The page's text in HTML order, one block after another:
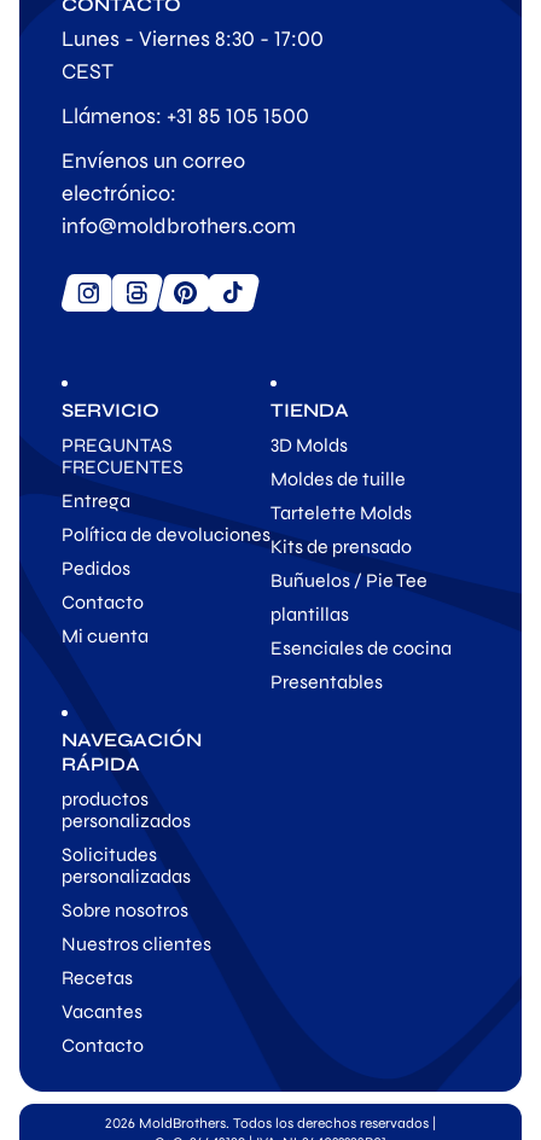
SERVICIO
PREGUNTAS
FRECUENTES
Entrega
Política de devoluciones
Pedidos
Contacto
Mi cuenta
TIENDA
3D Molds
Moldes de tuille
Tartelette Molds
Kits de prensado
Buñuelos / Pie Tee
plantillas
Esenciales de cocina
Presentables
NAVEGACIÓN
RÁPIDA
productos
personalizados
Solicitudes
personalizadas
Sobre nosotros
Nuestros clientes
Recetas
Vacantes
Contacto
CONTACTO
Lunes - Viernes 8:30 - 17:00
CEST
Llámenos: +31 85 105 1500
Envíenos un correo
electrónico:
info@moldbrothers.com
2026 MoldBrothers. Todos los derechos reservados